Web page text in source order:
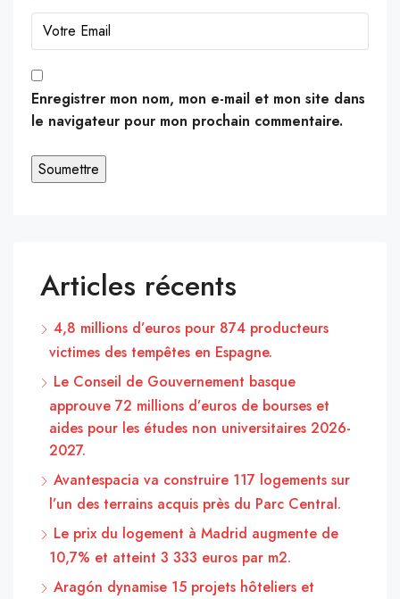
Enregistrer mon nom, mon e-mail et mon site dans
le navigateur pour mon prochain commentaire.
Articles récents
4,8 millions d’euros pour 874 producteurs
victimes des tempêtes en Espagne.
Le Conseil de Gouvernement basque
approuve 72 millions d’euros de bourses et
aides pour les études non universitaires 2026-
2027.
Avantespacia va construire 117 logements sur
l’un des terrains acquis près du Parc Central.
Le prix du logement à Madrid augmente de
10,7% et atteint 3 333 euros par m2.
Aragón dynamise 15 projets hôteliers et